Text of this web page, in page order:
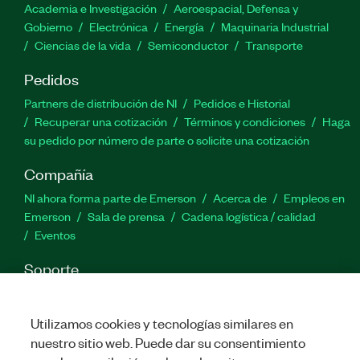
Número(s) de parte:787364-35 | 787364-35WP |
787622-35 | 787622-35WP
Academia e Investigación
Aeroespacial, Defensa y
Gobierno
Electrónica Energía
Maquinaria Industrial
Ciencias de la vida
Semiconductor Transporte
Pedidos
Partners de distribución de NI
Pedidos e Historial
Recuperar una cotización
Términos y condiciones
Haga
su pedido por número de parte o solicite una cotización
Compañía
NI ahora forma parte de Emerson Acerca de
Empleos en
Emerson
Sala de prensa
Cadena logística / calidad
Eventos
Soporte
Comentarios
Utilizamos cookies y tecnologías similares en
nuestro sitio web. Puede dar su consentimiento